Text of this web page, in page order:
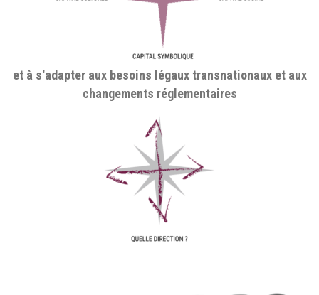
et à s'adapter aux besoins légaux transnationaux et aux
changements réglementaires